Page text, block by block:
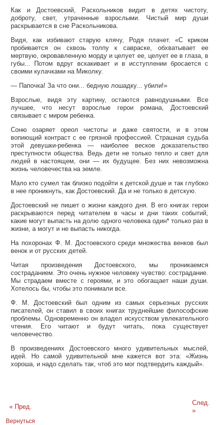
Как и Достоевский, Раскольников видит в детях чистоту,
доброту, свет, утраченные взрослыми. Чистый мир души
раскрывается в сне Раскольникова.
Видя, как избивают старую клячу, Родя плачет. «С криком
пробивается он сквозь толпу к савраске, обхватывает ее
мертвую, окровавленную морду и целует ее, целует ее в глаза, в
губы... Потом вдруг вскакивает и в исступлении бросается с
своими кулачками на Миколку.
— Папочка! За что они... бедную лошадку... убили!»
Взрослые, видя эту картину, остаются равнодушными. Все
лучшее, что несут взрослые герои романа, Достоевский
связывает с миром ребенка.
Соню озаряет ореол чистоты и даже святости, и в этом
вопиющий контраст с ее грязной профессией. Страшная судьба
этой девушки-ребенка — наиболее веское доказательство
преступности общества. Ведь дети не только тепло и свет для
людей в настоящем, они — их будущее. Без них невозможна
жизнь человечества на земле.
Мало кто сумел так близко подойти к детской душе и так глубоко
в нее проникнуть, как Достоевский. Да и не только в детскую.
Достоевский не пишет о жизни каждого дня. В его книгах герои
раскрываются перед читателем в часы и дни таких событий,
какие могут выпасть на долю одного человека один* только раз в
жизни, а могут и не выпасть никогда.
На похоронах Ф. М. Достоевского среди множества венков был
венок и от русских детей.
Читая произведения Достоевского, мы проникаемся
состраданием. Это очень нужное человеку чувство: сострадание.
Мы страдаем вместе с героями, и это обогащает наши души.
Хотелось бы, чтобы это понимали все.
Ф. М. Достоевский был одним из самых серьезных русских
писателей, он ставил в своих книгах труднейшие философские
проблемы. Одновременно он владел искусством увлекательного
чтения. Его читают и будут читать, пока существует
человечество.
В произведениях Достоевского много удивительных мыслей,
идей. Но самой удивительной мне кажется вот эта: «Жизнь
хороша, и надо сделать так, чтоб это мог подтвердить каждый».
« Пред.
След.
»
Вернуться